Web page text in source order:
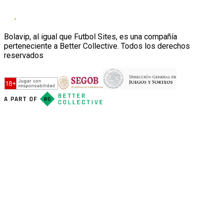
Bolavip, al igual que Futbol Sites, es una compañía
perteneciente a Better Collective. Todos los derechos
reservados